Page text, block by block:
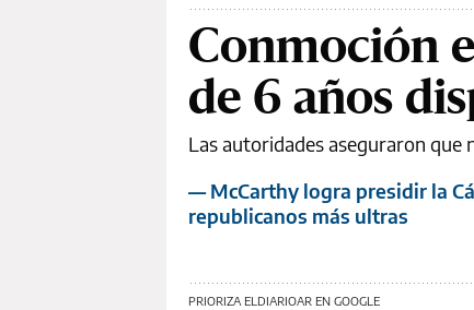
Conmoción
de 6 años
Las autoridades aseguraron que
— McCarthy logra presidir la
republicanos más ultras
PRIORIZA ELDIARIOAR EN GOOGLE